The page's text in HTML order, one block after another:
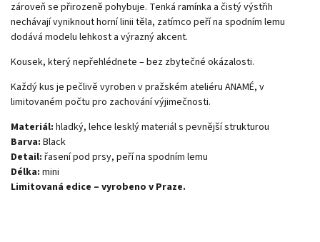
zároveň se přirozeně pohybuje. Tenká ramínka a čistý výstřih
nechávají vyniknout horní linii těla, zatímco peří na spodním lemu
dodává modelu lehkost a výrazný akcent.
Kousek, který nepřehlédnete – bez zbytečné okázalosti.
Každý kus je pečlivě vyroben v pražském ateliéru ANAMÉ, v
limitovaném počtu pro zachování výjimečnosti.
Materiál: hladký, lehce lesklý materiál s pevnější strukturou
Barva: Black
Detail: řasení pod prsy, peří na spodním lemu
Délka: mini
Limitovaná edice – vyrobeno v Praze.